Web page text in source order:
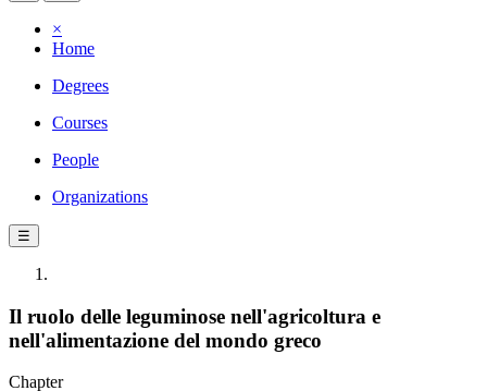
×
Home
Degrees
Courses
People
Organizations
☰
Il ruolo delle leguminose nell'agricoltura e
nell'alimentazione del mondo greco
Chapter